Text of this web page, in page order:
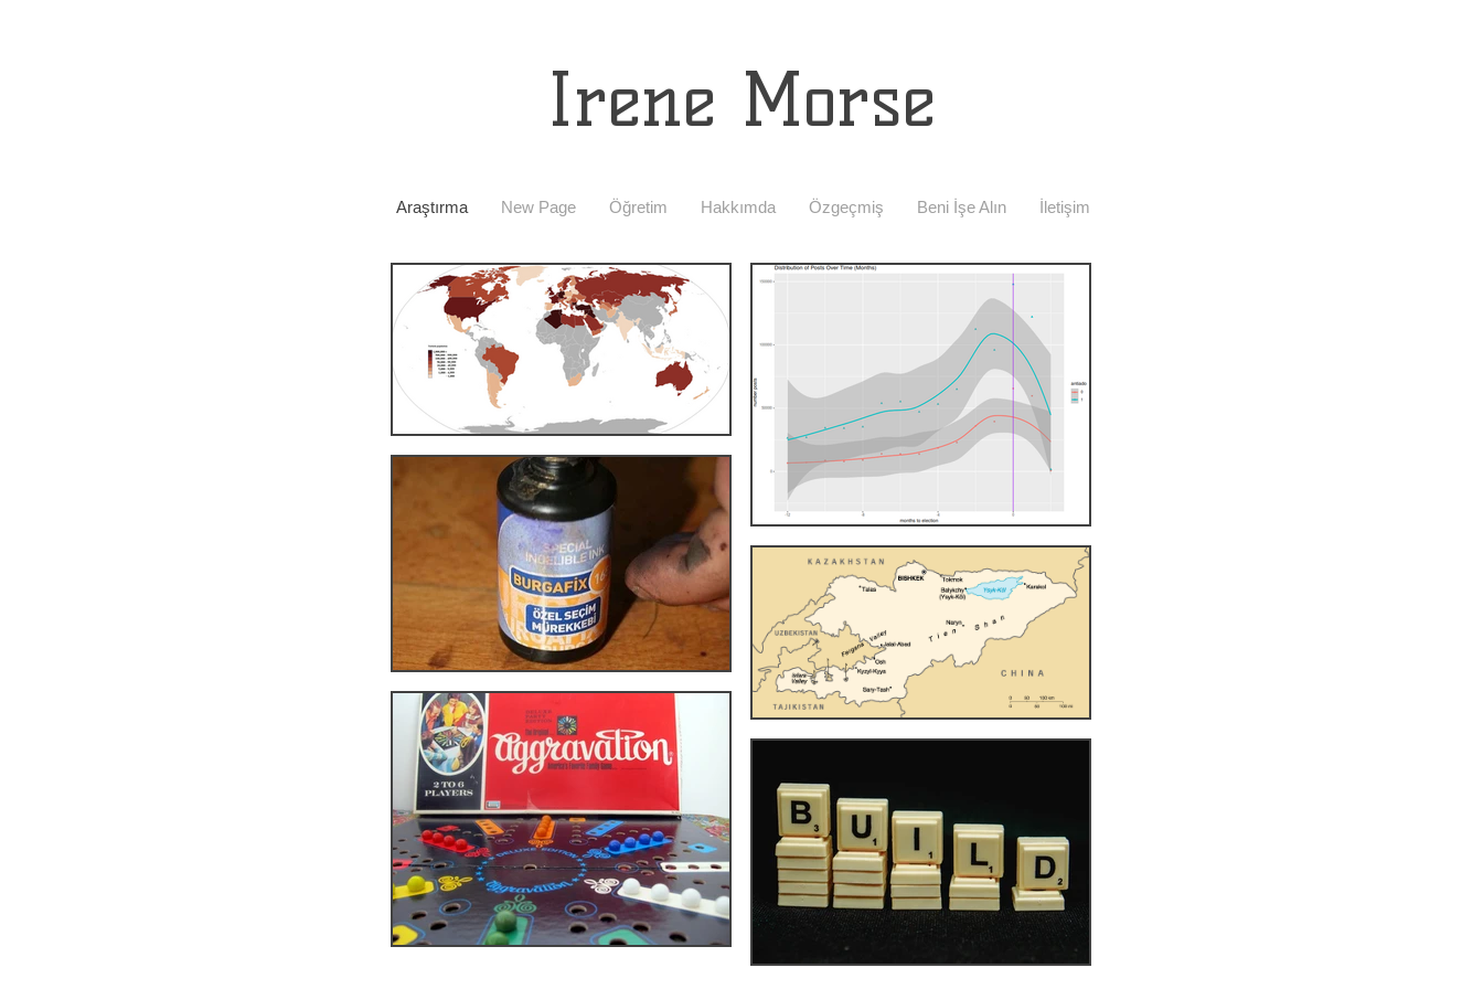
Irene Morse
Araştırma New Page Öğretim Hakkımda Özgeçmiş Beni İşe Alın İletişim